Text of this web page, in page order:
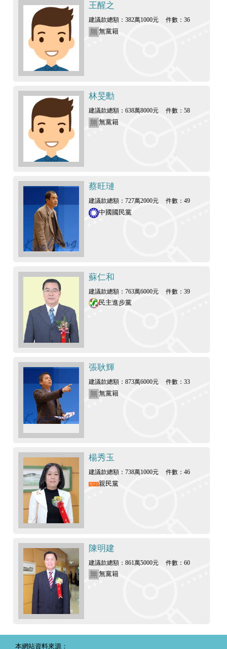
王醒之
建議款總額：382萬1000元 件數：36
無黨籍
林旻勳
建議款總額：638萬8000元 件數：58
無黨籍
蔡旺璉
建議款總額：727萬2000元 件數：49
中國國民黨
蘇仁和
建議款總額：763萬6000元 件數：39
民主進步黨
張耿輝
建議款總額：873萬6000元 件數：33
無黨籍
楊秀玉
建議款總額：738萬1000元 件數：46
親民黨
陳明建
建議款總額：861萬5000元 件數：60
無黨籍
本網站資料來源：